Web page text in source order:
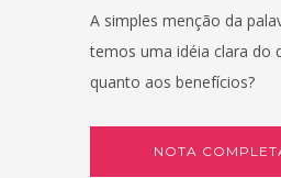
A simples menção da
temos uma idéia clara do
quanto aos benefícios?
NOTA